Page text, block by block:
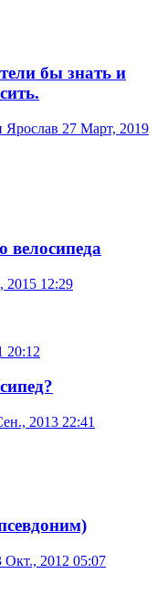
бы знать и
27 Март, 2019
велосипеда
2015 12:29
20:12
2013 22:41
Окт., 2012 05:07